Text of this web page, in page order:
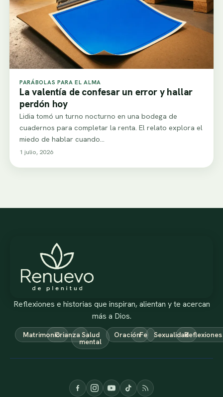
PARÁBOLAS PARA EL ALMA
La valentía de confesar un error y hallar
perdón hoy
Lidia tomó un turno nocturno en una bodega de
cuadernos para completar la renta. El relato explora el
miedo de hablar cuando…
1 julio, 2026
Reflexiones e historias que inspiran, alientan y te acercan
más a Dios.
MatrimonioCrianza Salud
mental
OraciónFe SexualidadReflexiones